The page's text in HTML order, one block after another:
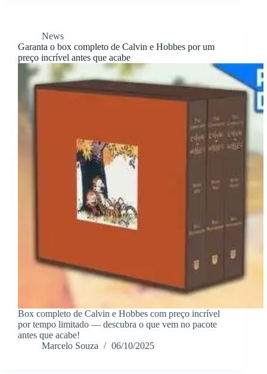
News
Garanta o box completo de Calvin e Hobbes por um
preço incrível antes que acabe
Box completo de Calvin e Hobbes com preço incrível
por tempo limitado — descubra o que vem no pacote
antes que acabe!
Marcelo Souza
06/10/2025